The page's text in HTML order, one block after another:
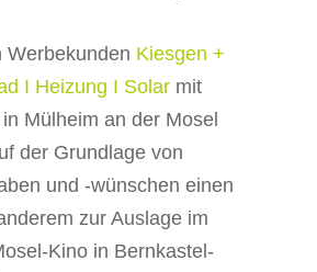
Werbekunden Kiesgen +
I Heizung I Solar mit
Mülheim an der Mosel
der Grundlage von
und -wünschen einen
zur Auslage im
Kino in Bernkastel-